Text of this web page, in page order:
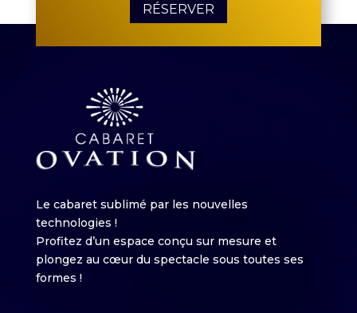
RÉSERVER
Le cabaret sublimé par les nouvelles
technologies !
Profitez d’un espace conçu sur mesure et
plongez au cœur du spectacle sous toutes ses
formes !